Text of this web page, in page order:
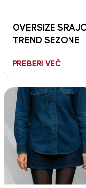
OVERSIZE
TREND SEZONE
PREBERI VEČ